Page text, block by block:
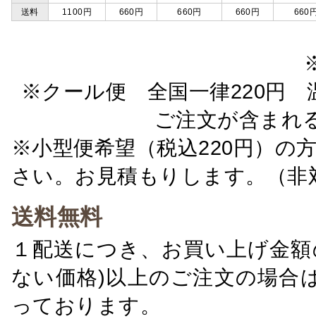
送料
1100円 660円 660円 660円 660
※クール便 全国一律220円
ご注文が含ま
※小型便希望（税込220円）の
さい。お見積もりします。（非
送料無料
１配送につき、お買い上げ金
ない価格)以上のご注文の場合
っております。